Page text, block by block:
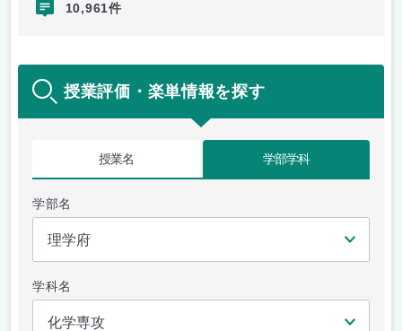
10,961件
授業評価・楽単情報を探す
授業名 学部学科
学部名
学科名